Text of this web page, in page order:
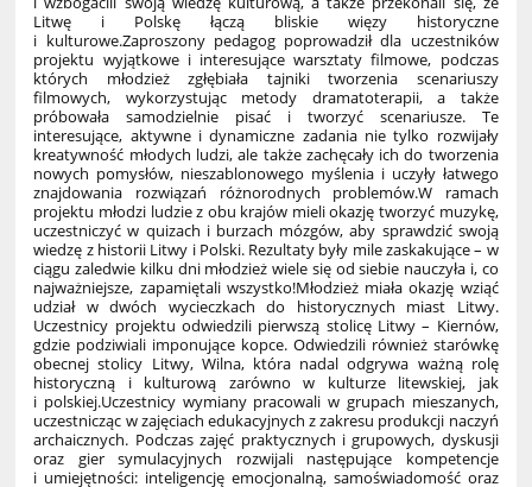
Litwę i Polskę łączą bliskie więzy historyczne
i kulturowe.Zaproszony pedagog poprowadził dla uczestników
projektu wyjątkowe i interesujące warsztaty filmowe, podczas
których młodzież zgłębiała tajniki tworzenia scenariuszy
filmowych, wykorzystując metody dramatoterapii, a także
próbowała samodzielnie pisać i tworzyć scenariusze. Te
interesujące, aktywne i dynamiczne zadania nie tylko rozwijały
kreatywność młodych ludzi, ale także zachęcały ich do tworzenia
nowych pomysłów, nieszablonowego myślenia i uczyły łatwego
znajdowania rozwiązań różnorodnych problemów.W ramach
projektu młodzi ludzie z obu krajów mieli okazję tworzyć muzykę,
uczestniczyć w quizach i burzach mózgów, aby sprawdzić swoją
wiedzę z historii Litwy i Polski. Rezultaty były mile zaskakujące – w
ciągu zaledwie kilku dni młodzież wiele się od siebie nauczyła i, co
najważniejsze, zapamiętali wszystko!Młodzież miała okazję wziąć
udział w dwóch wycieczkach do historycznych miast Litwy.
Uczestnicy projektu odwiedzili pierwszą stolicę Litwy – Kiernów,
gdzie podziwiali imponujące kopce. Odwiedzili również starówkę
obecnej stolicy Litwy, Wilna, która nadal odgrywa ważną rolę
historyczną i kulturową zarówno w kulturze litewskiej, jak
i polskiej.Uczestnicy wymiany pracowali w grupach mieszanych,
uczestnicząc w zajęciach edukacyjnych z zakresu produkcji naczyń
archaicznych. Podczas zajęć praktycznych i grupowych, dyskusji
oraz gier symulacyjnych rozwijali następujące kompetencje
i umiejętności: inteligencję emocjonalną, samoświadomość oraz